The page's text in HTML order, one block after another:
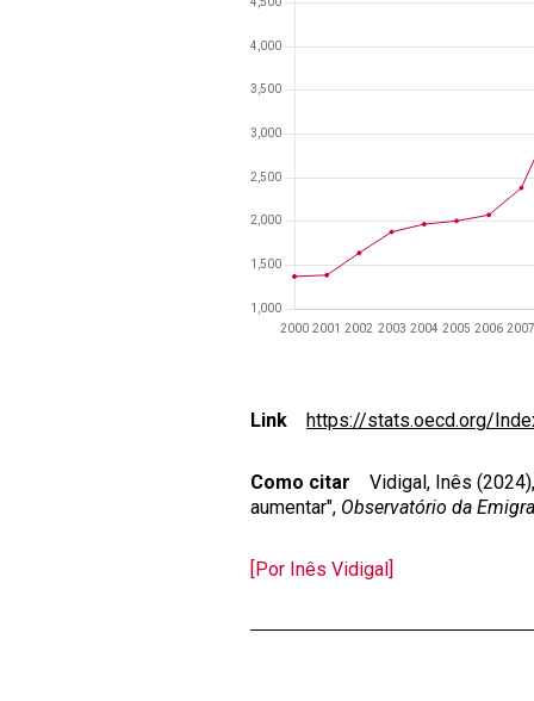
Link https://stats.oecd.org/
Como citar Vidigal, Inês
aumentar", Observatório da
[Por Inês Vidigal]